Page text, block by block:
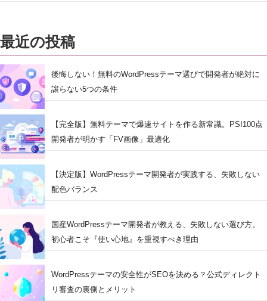
最近の投稿
後悔しない！無料のWordPressテーマ選びで開発者が絶対に
譲らない5つの条件
【完全版】無料テーマで爆速サイトを作る新常識。PSI100点
開発者が明かす「FV画像」最適化
【決定版】WordPressテーマ開発者が実践する、失敗しない
配色バランス
国産WordPressテーマ開発者が教える、失敗しない選び方。
初心者こそ『使い心地』を重視すべき理由
WordPressテーマの安全性がSEOを決める？公式ディレクト
リ審査の裏側とメリット